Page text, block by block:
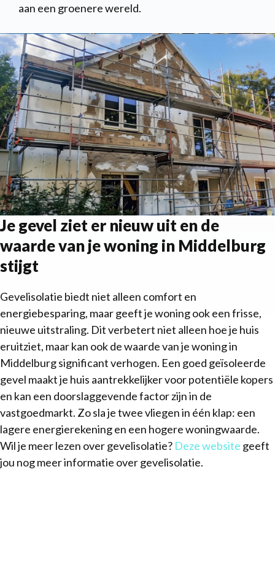
aan een groenere wereld.
Je gevel ziet er nieuw uit en de
waarde van je woning in Middelburg
stijgt
Gevelisolatie biedt niet alleen comfort en
energiebesparing, maar geeft je woning ook een frisse,
nieuwe uitstraling. Dit verbetert niet alleen hoe je huis
eruitziet, maar kan ook de waarde van je woning in
Middelburg significant verhogen. Een goed geïsoleerde
gevel maakt je huis aantrekkelijker voor potentiële kopers
en kan een doorslaggevende factor zijn in de
vastgoedmarkt. Zo sla je twee vliegen in één klap: een
lagere energierekening en een hogere woningwaarde.
Wil je meer lezen over gevelisolatie? Deze website geeft
jou nog meer informatie over gevelisolatie.